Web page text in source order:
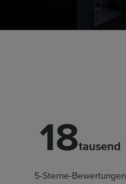
18tausend
5-Sterne-Bewertungen